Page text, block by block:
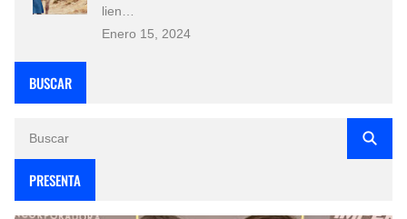
lien…
Enero 15, 2024
BUSCAR
PRESENTA